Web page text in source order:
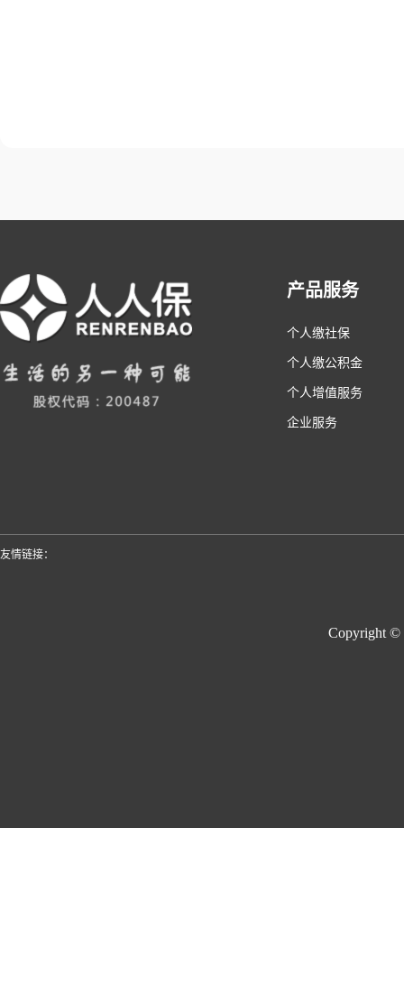
产品服务
个人缴社保
个人缴公积金
个人增值服务
企业服务
友情链接：
Copyright ©